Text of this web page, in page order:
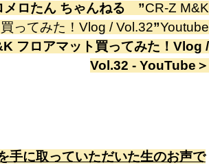
メロたん ちゃんねる ”CR-Z M&K
ってみた！Vlog / Vol.32”Youtube
フロアマット買ってみた！Vlog /
Vol.32 - YouTube ＞
手に取っていただいた生のお声で